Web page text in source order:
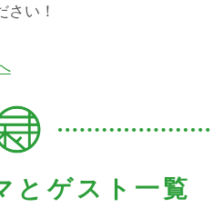
さい！
とゲスト一覧